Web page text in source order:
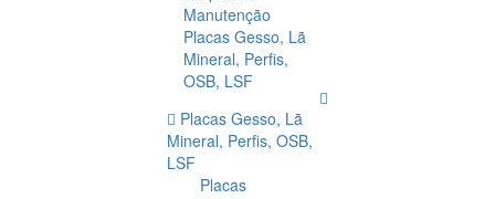
Manutenção
Placas Gesso, Lã
Mineral, Perfis,
OSB, LSF
Placas Gesso, Lã
Mineral, Perfis, OSB,
LSF
Placas